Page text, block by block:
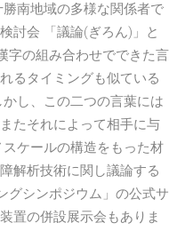
南地域の多様な関係者で
討会 「議論(ぎろん)」と
字の組み合わせでできた言
るタイミングも似ている
し、この二つの言葉には
たそれによって相手に与
ケールの構造をもった材
解析技術に関し議論する
グシンポジウム」の公式サ
置の併設展示会もありま